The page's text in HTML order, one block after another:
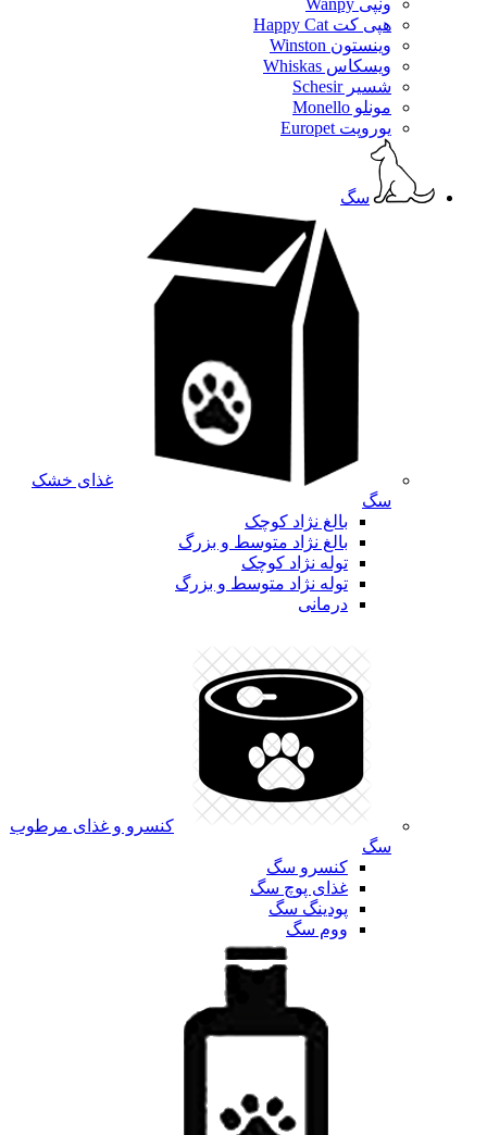
ونپی Wanpy
هپی کت Happy Cat
وینستون Winston
ویسکاس Whiskas
شسیر Schesir
مونلو Monello
یوروپت Europet
سگ
غذای خشک
سگ
بالغ نژاد کوچک
بالغ نژاد متوسط و بزرگ
توله نژاد کوچک
توله نژاد متوسط و بزرگ
درمانی
کنسرو و غذای مرطوب
سگ
کنسرو سگ
غذای پوچ سگ
پودینگ سگ
ووم سگ